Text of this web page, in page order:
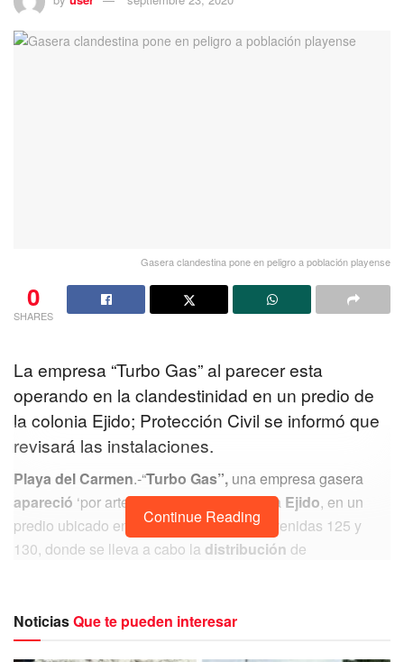
Gasera clandestina pone en peligro a población playense
0
SHARES
La empresa “Turbo Gas” al parecer esta
operando en la clandestinidad en un predio de
la colonia Ejido; Protección Civil se informó que
revisará las instalaciones.
Playa del Carmen.-“Turbo Gas”, una empresa gasera
apareció ‘por arte de magia’ en la colonia Ejido, en un
predio ubicado en la calle 25 sur, entre avenidas 125 y
130, donde se lleva a cabo la distribución de
Emmanuel Hedding Medina.
Es por eso que Hedding Medina indicó“derivado de la
Continue Reading
NoticiasQue te pueden interesar